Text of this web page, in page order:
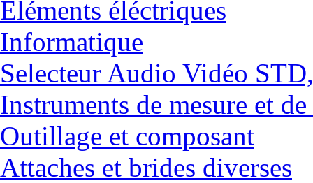
Eléments éléctriques
Informatique
Selecteur Audio Vidéo
Instruments de mesure et
Outillage et composant
Attaches et brides diverses